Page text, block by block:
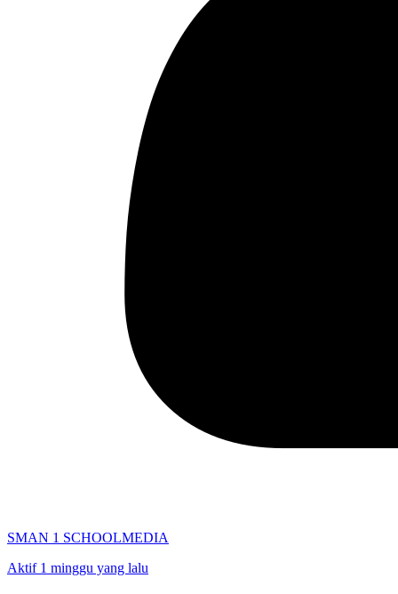
SMAN 1 SCHOOLMEDIA
Aktif 1 minggu yang lalu